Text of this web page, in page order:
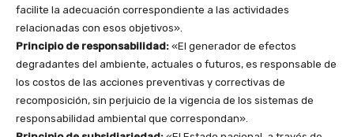
facilite la adecuación correspondiente a las actividades
relacionadas con esos objetivos».
Principio de responsabilidad: «El generador de efectos
degradantes del ambiente, actuales o futuros, es responsable de
los costos de las acciones preventivas y correctivas de
recomposición, sin perjuicio de la vigencia de los sistemas de
responsabilidad ambiental que correspondan».